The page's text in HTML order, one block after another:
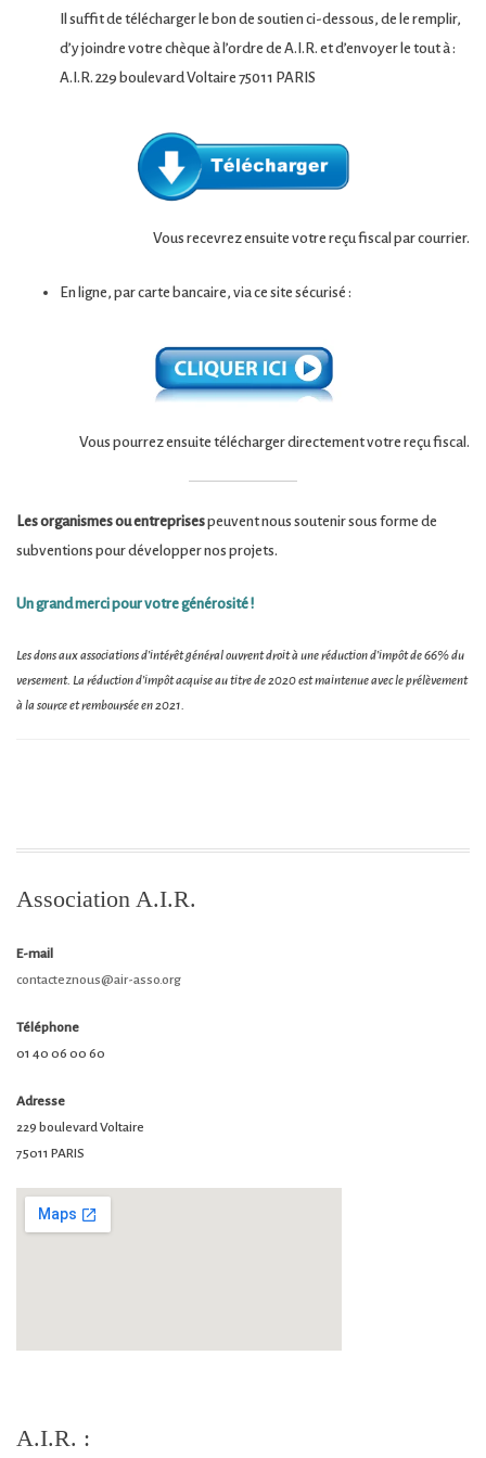
Il suffit de télécharger le bon de soutien ci-dessous, de le remplir,
d’y joindre votre chèque à l’ordre de A.I.R. et d’envoyer le tout à :
A.I.R. 229 boulevard Voltaire 75011 PARIS
Vous recevrez ensuite votre reçu fiscal par courrier.
En ligne, par carte bancaire, via ce site sécurisé :
Vous pourrez ensuite télécharger directement votre reçu fiscal.
Les organismes ou entreprisespeuvent nous soutenir sous forme de
subventions pour développer nos projets.
Un grand merci pour votre générosité !
Les dons aux associations d’intérêt général ouvrent droit à une réduction d’impôt de 66% du
versement. La réduction d’impôt acquise au titre de 2020 est maintenue avec le prélèvement
à la source et remboursée en 2021.
Association A.I.R.
E-mail
contacteznous@air-asso.org
Téléphone
01 40 06 00 60
Adresse
229 boulevard Voltaire
75011 PARIS
A.I.R. :